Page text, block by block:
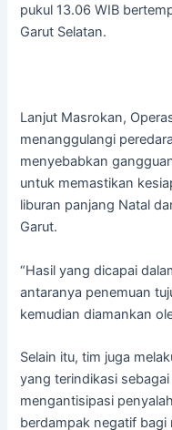
pukul 13.06 WIB
Garut Selatan.
Lanjut Masrokan,
menanggulangi
menyebabkan
untuk memastikan
liburan panjang Natal
Garut.
“Hasil yang dicapai
antaranya penemuan
kemudian diamankan
Selain itu, tim juga
yang terindikasi
mengantisipasi
berdampak negatif bagi